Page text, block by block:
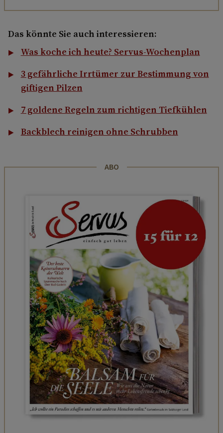
Das könnte Sie auch interessieren:
Was koche ich heute? Servus-Wochenplan
3 gefährliche Irrtümer zur Bestimmung von
giftigen Pilzen
7 goldene Regeln zum richtigen Tiefkühlen
Backblech reinigen ohne Schrubben
ABO